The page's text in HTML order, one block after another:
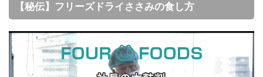
【秘伝】フリーズドライささみの食し方